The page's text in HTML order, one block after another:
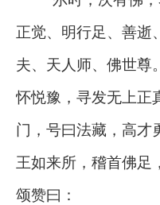
正觉、明行足、善逝
夫、天人师、佛世尊
怀悦豫，寻发无上正
门，号曰法藏，高才
王如来所，稽首佛足
颂赞曰：